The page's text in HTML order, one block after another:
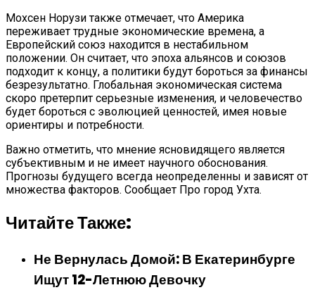
Мохсен Норузи также отмечает, что Америка
переживает трудные экономические времена, а
Европейский союз находится в нестабильном
положении. Он считает, что эпоха альянсов и союзов
подходит к концу, а политики будут бороться за финансы
безрезультатно. Глобальная экономическая система
скоро претерпит серьезные изменения, и человечество
будет бороться с эволюцией ценностей, имея новые
ориентиры и потребности.
Важно отметить, что мнение ясновидящего является
субъективным и не имеет научного обоснования.
Прогнозы будущего всегда неопределенны и зависят от
множества факторов. Сообщает Про город Ухта.
Читайте Также:
Не Вернулась Домой: В Екатеринбурге
Ищут 12-Летнюю Девочку